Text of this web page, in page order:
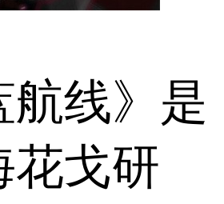
航线》是
花戈研